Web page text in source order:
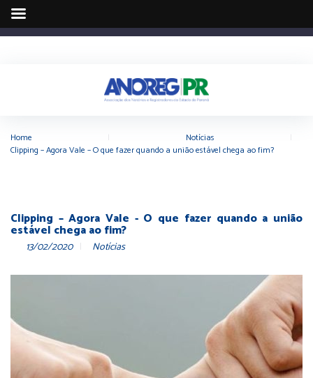
Home Notícias
Clipping – Agora Vale – O que fazer quando a união estável chega ao fim?
Clipping – Agora Vale - O que fazer quando a união
estável chega ao fim?
13/02/2020 Notícias